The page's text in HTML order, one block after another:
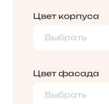
Цвет корпуса
Выбрать
Караваджо
Цвет фасада
Выбрать